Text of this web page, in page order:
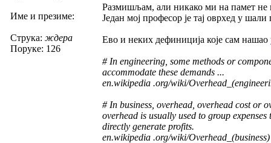
Име и презиме:
Струка: ждера
Поруке: 126
Размишљам, али никако ми на памет не
Један мој професор је тај оврхед у
Ево и неких дефиниција које сам нашао
# In engineering, some methods or
accommodate these demands ...
en.wikipedia .org/wiki/
# In business, overhead, overhead cost or
overhead is usually used to group
directly generate profits.
en.wikipedia .org/wiki/Overhead_(business)